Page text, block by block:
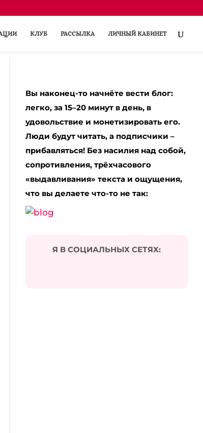
КЛУБ РАССЫЛКА ЛИЧНЫЙ КАБИНЕТ
Вы наконец-то начнёте вести блог:
легко, за 15–20 минут в день, в
удовольствие и монетизировать его.
Люди будут читать, а подписчики –
прибавляться! Без насилия над собой,
сопротивления, трёхчасового
«выдавливания» текста и ощущения,
что вы делаете что-то не так:
Я В СОЦИАЛЬНЫХ СЕТЯХ: